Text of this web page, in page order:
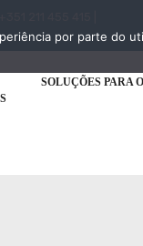
SOLUÇÕES PARA
por parte do